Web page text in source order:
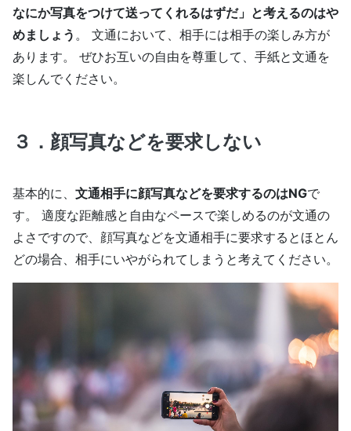
なにか写真をつけて送ってくれるはずだ」と考えるのはや
めましょう 。 文通において、相手には相手の楽しみ方が
あります。 ぜひお互いの自由を尊重して、手紙と文通を
楽しんでください。
３．顔写真などを要求しない
基本的に、 文通相手に顔写真などを要求するのはNGで
す。 適度な距離感と自由なペースで楽しめるのが文通の
よさですので、顔写真などを文通相手に要求するとほとん
どの場合、相手にいやがられてしまうと考えてください。